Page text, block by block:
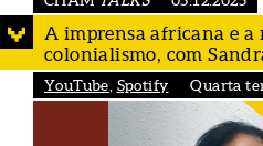
A imprensa africana e a
colonialismo, com
YouTube Spotify Quarta